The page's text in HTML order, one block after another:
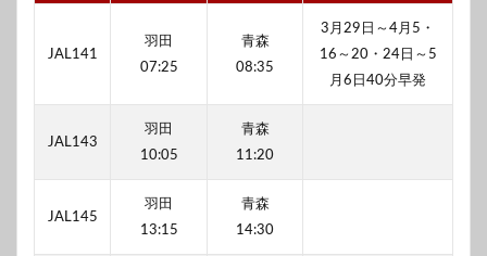
JAL141
羽田
07:25
青森
08:35
3月29日～4月5・
16～20・24日～5
月6日40分早発
JAL143
羽田
10:05
青森
11:20
JAL145
羽田
13:15
青森
14:30